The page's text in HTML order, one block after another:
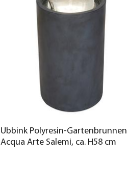
Ubbink Polyresin-Gartenbrunnen
Acqua Arte Salemi, ca. H58 cm